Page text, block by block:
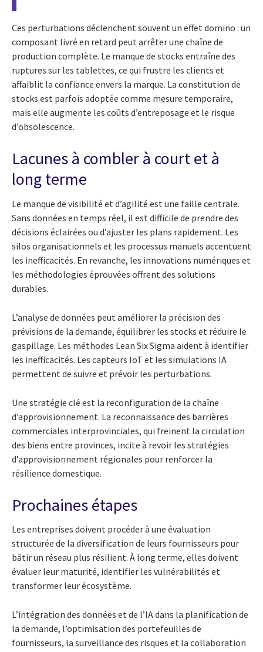
Ces perturbations déclenchent souvent un effet domino : un
composant livré en retard peut arrêter une chaîne de
production complète. Le manque de stocks entraîne des
ruptures sur les tablettes, ce qui frustre les clients et
affaiblit la confiance envers la marque. La constitution de
stocks est parfois adoptée comme mesure temporaire,
mais elle augmente les coûts d’entreposage et le risque
d’obsolescence.
Lacunes à combler à court et à
long terme
Le manque de visibilité et d’agilité est une faille centrale.
Sans données en temps réel, il est difficile de prendre des
décisions éclairées ou d’ajuster les plans rapidement. Les
silos organisationnels et les processus manuels accentuent
les inefficacités. En revanche, les innovations numériques et
les méthodologies éprouvées offrent des solutions
durables.
L’analyse de données peut améliorer la précision des
prévisions de la demande, équilibrer les stocks et réduire le
gaspillage. Les méthodes Lean Six Sigma aident à identifier
les inefficacités. Les capteurs IoT et les simulations IA
permettent de suivre et prévoir les perturbations.
Une stratégie clé est la reconfiguration de la chaîne
d’approvisionnement. La reconnaissance des barrières
commerciales interprovinciales, qui freinent la circulation
des biens entre provinces, incite à revoir les stratégies
d’approvisionnement régionales pour renforcer la
résilience domestique.
Prochaines étapes
Les entreprises doivent procéder à une évaluation
structurée de la diversification de leurs fournisseurs pour
bâtir un réseau plus résilient. À long terme, elles doivent
évaluer leur maturité, identifier les vulnérabilités et
transformer leur écosystème.
L’intégration des données et de l’IA dans la planification de
la demande, l’optimisation des portefeuilles de
fournisseurs, la surveillance des risques et la collaboration